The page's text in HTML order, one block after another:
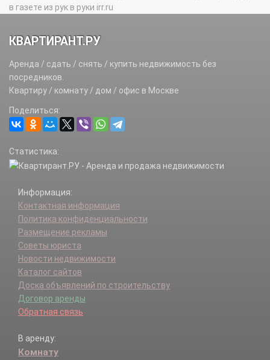
Игнатово д.
Круги п.
Кузнецово д.
Кузнецовский п.
Лукино д.
Малеевка д.
Новиково д.
Ожигово д.
Рассудово п.
Рассудово д.
Руднево д.
Талызина х.
Тимуровец ДГ п.
Федоровское д.
Хмырово д.
Хутора Гуляевы х.
Юрьево д.
Яковлевское д.
в газете из рук в руки irr.ru
КВАРТИРАНТ.РУ
Аренда / сдать / снять / купить недвижимость без
посредников.
Квартиру / комнату / дом / офис в Москве
Поделиться:
Статистика:
Информация:
Контактная информация
Политика конфиденциальности
Размещение рекламы
Советы юриста
Новости недвижимости
Каталог сайтов
Доска объявлений по строительству
Договор аренды
Обратная связь
В аренду:
Комнату